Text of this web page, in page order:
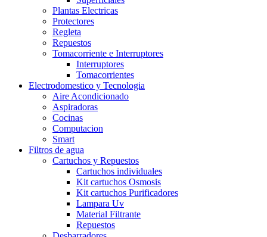
Plantas Electricas
Protectores
Regleta
Repuestos
Tomacorriente e Interruptores
Interruptores
Tomacorrientes
Electrodomestico y Tecnologia
Aire Acondicionado
Aspiradoras
Cocinas
Computacion
Smart
Filtros de agua
Cartuchos y Repuestos
Cartuchos individuales
Kit cartuchos Osmosis
Kit cartuchos Purificadores
Lampara Uv
Material Filtrante
Repuestos